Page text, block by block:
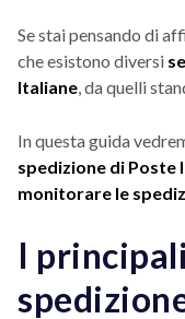
Se stai pensando di
che esistono diversi
Italiane , da quelli
In questa guida
spedizione di Poste
monitorare le
I